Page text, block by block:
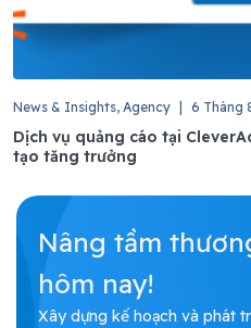
News & Insights, Agency 6 Tháng
Dịch vụ quảng cáo tại
tạo tăng trưởng
Nâng tầm
hôm nay!
Xây dựng kế hoạch và phát